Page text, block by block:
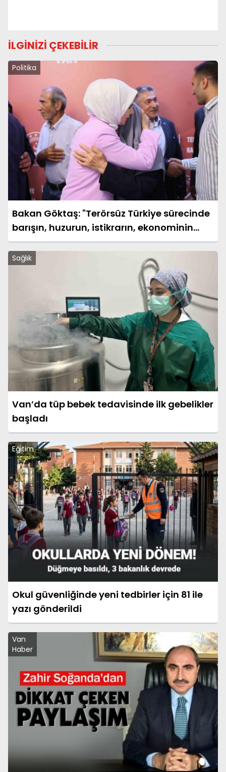
İLGİNİZİ ÇEKEBİLİR
Politika
Bakan Göktaş: "Terörsüz Türkiye sürecinde
barışın, huzurun, istikrarın, ekonominin
güçlendiği bir Türkiye kurmak istiyoruz"
Sağlık
Van’da tüp bebek tedavisinde ilk gebelikler
başladı
Eğitim
Okul güvenliğinde yeni tedbirler için 81 ile
yazı gönderildi
Van
Haber